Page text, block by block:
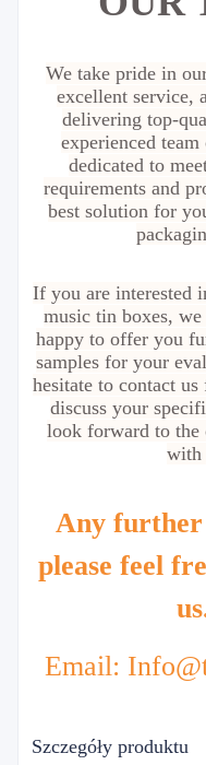
We take pride in
excellent service,
delivering top-
experienced
dedicated to
requirements and
best solution for
If you are interested
music tin boxes,
happy to offer you
samples for your
hesitate to contact
discuss your
look forward to
with
Any further
please feel
Email:
Szczegóły produktu